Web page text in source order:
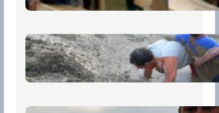
„Prase za prase“: Kdo doběhne
první, vyhraje!
30 června, 2026